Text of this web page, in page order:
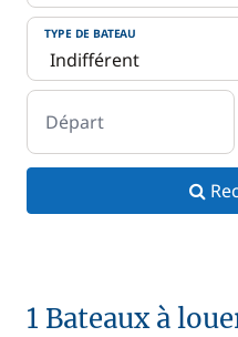
TYPE DE BATEAU
Départ
1 Bateaux à